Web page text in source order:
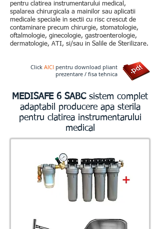
pentru clatirea instrumentarului medical,
spalarea chirurgicala a mainilor sau aplicatii
medicale speciale in sectii cu risc crescut de
contaminare precum chirurgie, stomatologie,
oftalmologie, ginecologie, gastroenterologie,
dermatologie, ATI, si/sau in Salile de Sterilizare.
Click AICI pentru download pliant
prezentare / fisa tehnica
MEDISAFE 6 SABCsistem complet
adaptabil producere apa sterila
pentru clatirea instrumentarului
medical